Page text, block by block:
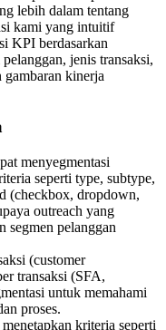
lebih dalam tentang
kami yang intuitif
KPI berdasarkan
jenis transaksi,
gambaran kinerja
menyegmentasi
seperti type, subtype,
(checkbox, dropdown,
outreach yang
segmen pelanggan
(customer
transaksi (SFA,
untuk memahami
proses.
kriteria seperti